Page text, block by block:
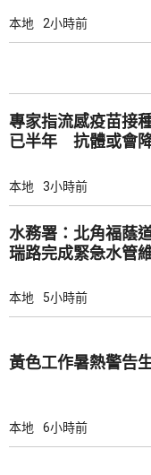
本地 2小時前
專家指流感疫苗接
已半年 抗體或會
本地 3小時前
水務署：北角福蔭
瑞路完成緊急水管
本地 5小時前
黃色工作暑熱警告
本地 6小時前